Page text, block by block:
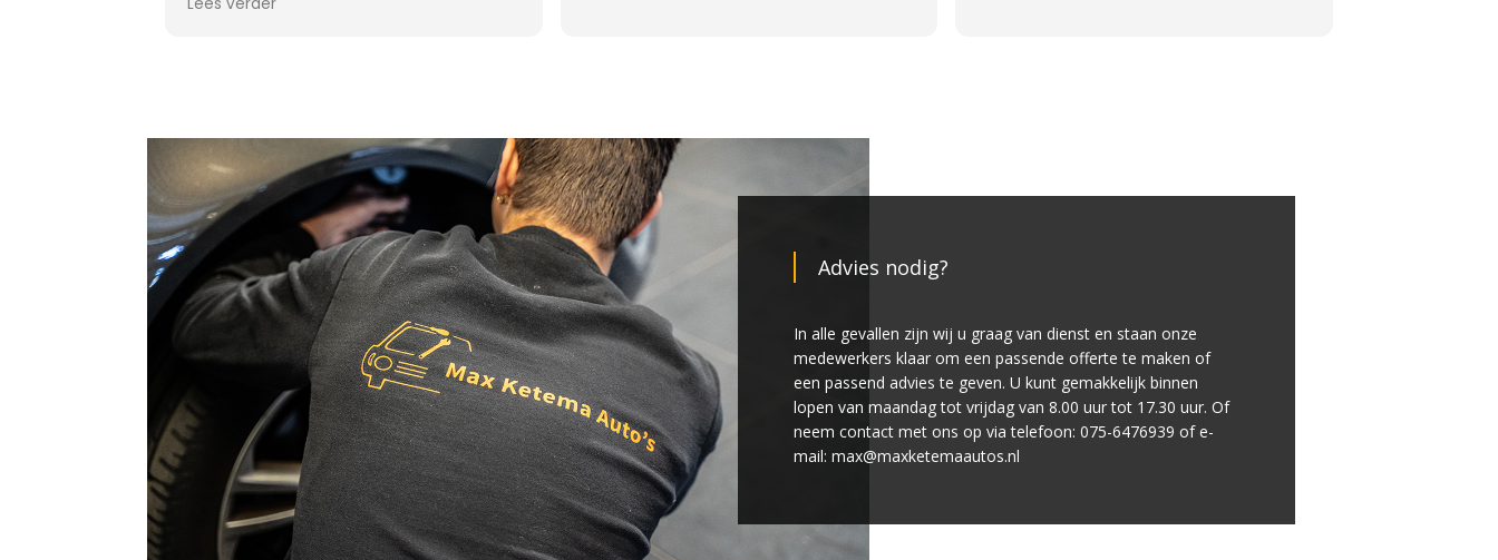
Advies nodig?
In alle gevallen zijn wij u graag van dienst en staan onze
medewerkers klaar om een passende offerte te maken of
een passend advies te geven. U kunt gemakkelijk binnen
lopen van maandag tot vrijdag van 8.00 uur tot 17.30 uur. Of
neem contact met ons op via telefoon: 075-6476939 of e-
mail: max@maxketemaautos.nl